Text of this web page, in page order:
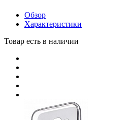
Обзор
Характеристики
Товар есть в наличии